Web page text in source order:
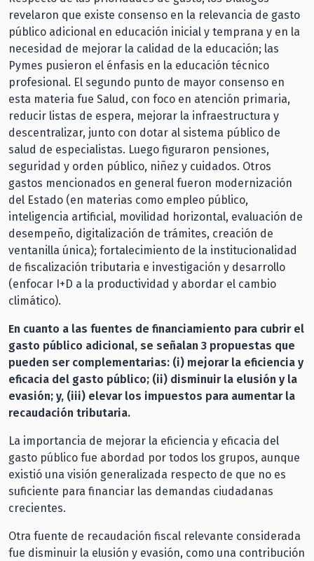
revelaron que existe consenso en la relevancia de gasto
público adicional en educación inicial y temprana y en la
necesidad de mejorar la calidad de la educación; las
Pymes pusieron el énfasis en la educación técnico
profesional. El segundo punto de mayor consenso en
esta materia fue Salud, con foco en atención primaria,
reducir listas de espera, mejorar la infraestructura y
descentralizar, junto con dotar al sistema público de
salud de especialistas. Luego figuraron pensiones,
seguridad y orden público, niñez y cuidados. Otros
gastos mencionados en general fueron modernización
del Estado (en materias como empleo público,
inteligencia artificial, movilidad horizontal, evaluación de
desempeño, digitalización de trámites, creación de
ventanilla única); fortalecimiento de la institucionalidad
de fiscalización tributaria e investigación y desarrollo
(enfocar I+D a la productividad y abordar el cambio
climático).
En cuanto a las fuentes de financiamiento para cubrir el
gasto público adicional, se señalan 3 propuestas que
pueden ser complementarias: (i) mejorar la eficiencia y
eficacia del gasto público; (ii) disminuir la elusión y la
evasión; y, (iii) elevar los impuestos para aumentar la
recaudación tributaria.
La importancia de mejorar la eficiencia y eficacia del
gasto público fue abordad por todos los grupos, aunque
existió una visión generalizada respecto de que no es
suficiente para financiar las demandas ciudadanas
crecientes.
Otra fuente de recaudación fiscal relevante considerada
fue disminuir la elusión y evasión, como una contribución